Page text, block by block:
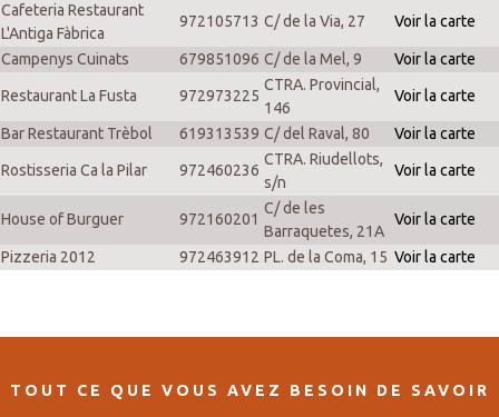
Cafeteria Restaurant
L'Antiga Fàbrica
972105713 C/ de la Via, 27 Voir la carte
Campenys Cuinats 679851096 C/ de la Mel, 9 Voir la carte
Restaurant La Fusta 972973225
CTRA. Provincial,
146
Voir la carte
Bar Restaurant Trèbol 619313539 C/ del Raval, 80 Voir la carte
Rostisseria Ca la Pilar 972460236
CTRA. Riudellots,
s/n
Voir la carte
House of Burguer 972160201
C/ de les
Barraquetes, 21A
Voir la carte
Pizzeria 2012 972463912 PL. de la Coma, 15 Voir la carte
TOUT CE QUE VOUS AVEZ BESOIN DE SAVOIR